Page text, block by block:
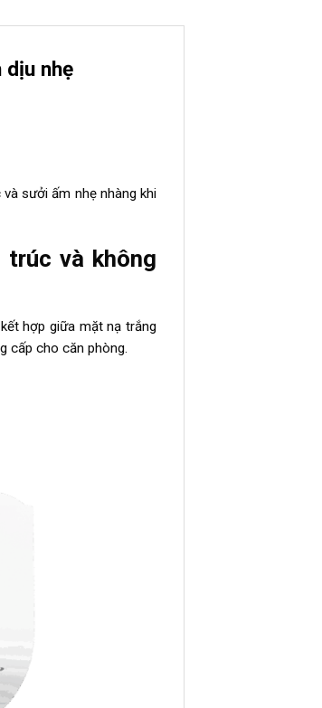
nhẹ
sưởi ấm nhẹ nhàng khi
và không
hợp giữa mặt nạ trắng
cấp cho căn phòng.